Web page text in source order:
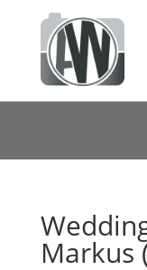
Markus